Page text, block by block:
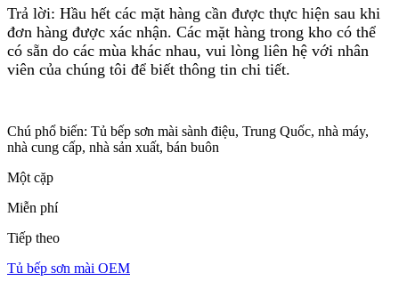
Trả lời: Hầu hết các mặt hàng cần được thực hiện sau khi
đơn hàng được xác nhận. Các mặt hàng trong kho có thể
có sẵn do các mùa khác nhau, vui lòng liên hệ với nhân
viên của chúng tôi để biết thông tin chi tiết.
Chú phổ biến: Tủ bếp sơn mài sành điệu, Trung Quốc, nhà máy,
nhà cung cấp, nhà sản xuất, bán buôn
Một cặp
Miễn phí
Tiếp theo
Tủ bếp sơn mài OEM